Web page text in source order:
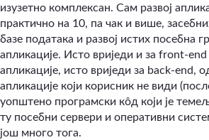
изузетно комплексан. Сам развој
практично на 10, па чак и више,
базе података и развој истих посебна
апликације. Исто вриједи и за front-
апликације, исто вриједи за back-end,
апликације који корисник не види
уопштено програмски кôд који је
ту посебни сервери и оперативни
још много тога.